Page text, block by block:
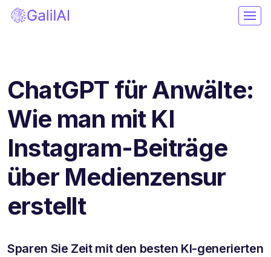
ChatGPT für Anwälte:
Wie man mit KI
Instagram-Beiträge
über Medienzensur
erstellt
Sparen Sie Zeit mit den besten KI-generierten